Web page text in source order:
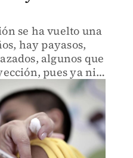
se ha vuelto una
hay payasos,
algunos que
pues ya ni
de
Gobierno estatal, Ricardo Musalem.